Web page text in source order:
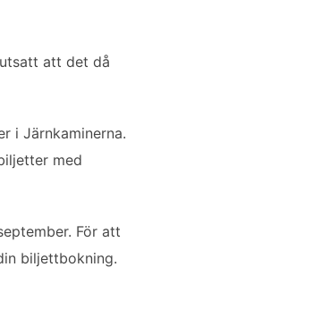
att det då
i Järnkaminerna.
med
För att
biljettbokning.